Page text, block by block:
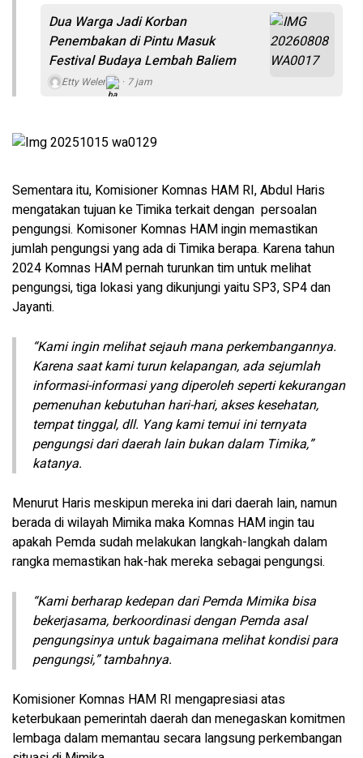
Dua Warga Jadi Korban
Penembakan di Pintu Masuk
Festival Budaya Lembah Baliem
Etty Weler 7 jam
Sementara itu, Komisioner Komnas HAM RI, Abdul Haris
mengatakan tujuan ke Timika terkait dengan persoalan
pengungsi. Komisoner Komnas HAM ingin memastikan
jumlah pengungsi yang ada di Timika berapa. Karena tahun
2024 Komnas HAM pernah turunkan tim untuk melihat
pengungsi, tiga lokasi yang dikunjungi yaitu SP3, SP4 dan
Jayanti.
“Kami ingin melihat sejauh mana perkembangannya.
Karena saat kami turun kelapangan, ada sejumlah
informasi-informasi yang diperoleh seperti kekurangan
pemenuhan kebutuhan hari-hari, akses kesehatan,
tempat tinggal, dll. Yang kami temui ini ternyata
pengungsi dari daerah lain bukan dalam Timika,”
katanya.
Menurut Haris meskipun mereka ini dari daerah lain, namun
berada di wilayah Mimika maka Komnas HAM ingin tau
apakah Pemda sudah melakukan langkah-langkah dalam
rangka memastikan hak-hak mereka sebagai pengungsi.
“Kami berharap kedepan dari Pemda Mimika bisa
bekerjasama, berkoordinasi dengan Pemda asal
pengungsinya untuk bagaimana melihat kondisi para
pengungsi,” tambahnya.
Komisioner Komnas HAM RI mengapresiasi atas
keterbukaan pemerintah daerah dan menegaskan komitmen
lembaga dalam memantau secara langsung perkembangan